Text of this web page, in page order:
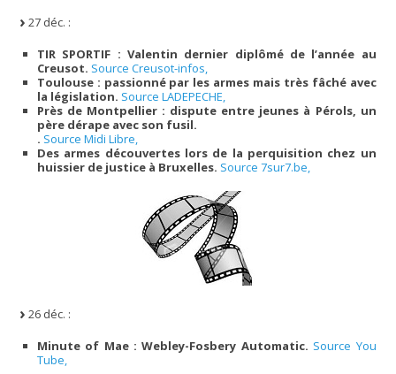
27 déc. :
TIR SPORTIF : Valentin dernier diplômé de l’année au
Creusot. Source Creusot-infos,
Toulouse : passionné par les armes mais très fâché avec
la législation. Source LADEPECHE,
Près de Montpellier : dispute entre jeunes à Pérols, un
père dérape avec son fusil.
. Source Midi Libre,
Des armes découvertes lors de la perquisition chez un
huissier de justice à Bruxelles. Source 7sur7.be,
26 déc. :
Minute of Mae : Webley-Fosbery Automatic. Source You
Tube,